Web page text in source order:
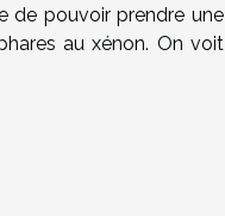
de pouvoir prendre une
au xénon. On voit